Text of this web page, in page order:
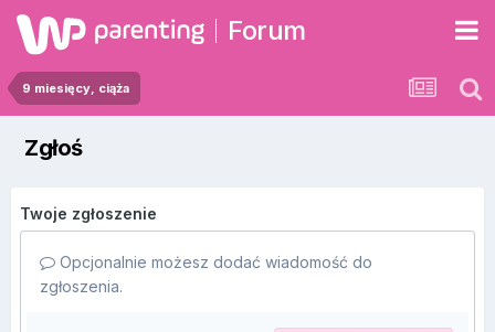
Forum
9 miesięcy, ciąża
Zgłoś
Twoje zgłoszenie
Opcjonalnie możesz dodać wiadomość do
zgłoszenia.